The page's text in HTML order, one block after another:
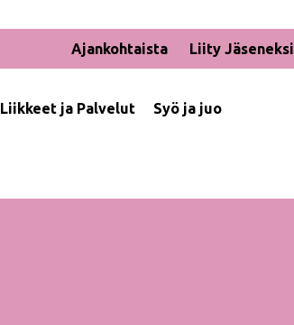
Ajankohtaista
Liity Jäseneksi
Liikkeet ja Palvelut Syö ja juo